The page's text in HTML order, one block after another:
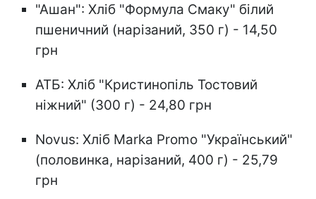
"Ашан": Хліб "Формула Смаку" білий
пшеничний (нарізаний, 350 г) - 14,50
грн
АТБ: Хліб "Кристинопіль Тостовий
ніжний" (300 г) - 24,80 грн
Novus: Хліб Marka Promo "Український"
(половинка, нарізаний, 400 г) - 25,79
грн